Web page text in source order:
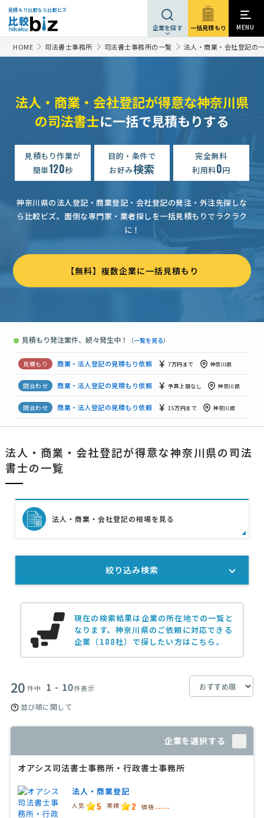
見積もり比較なら比較ビズ
企業を探す 一括見積もり MENU
HOME 司法書士事務所 司法書士事務所の一覧 法人・商業・会社登記の
法人・商業・会社登記が得意な神奈川県
の司法書士に一括で見積もりする
見積もり作業が
簡単120秒
目的・条件で
お好み検索
完全無料
利用料0円
神奈川県の法人登記・商業登記・会社登記の発注・外注先探しな
ら比較ビズ。 面倒な専門家・業者探しを一括見積もりでラクラク
に！
【無料】複数企業に一括見積もり
● 見積もり発注案件、続々発生中！ （一覧を見る）
商業・法人登記の見積もり依頼 30万円まで 神奈川県
商業・法人登記の見積もり依頼 神奈川県
商業・法人登記の見積もり依頼
商業・法人登記の見積もり依頼
商業・法人登記の見積もり依頼 7万円まで 神奈川県
商業・法人登記の見積もり依頼 相談して決めたい
【決算月変更、合併登記、議事録等の資料作成作業】の見積もり依頼
商業・法人登記の見積もり依頼 30万円まで 神奈川県
商業・法人登記の見積もり依頼 7万円まで 神奈川県
商業・法人登記の見積もり依頼 予算上限なし 神奈川県
商業・法人登記の見積もり依頼 15万円まで 神奈川県
商業・法人登記の見積もり依頼 予算上限なし 神奈川県
商業・法人登記の見積もり依頼
法人・商業・会社登記が得意な神奈川県の司法
書士の一覧
現在の検索結果は企業の所在地での一覧と
なります。神奈川県のご依頼に対応できる
企業（188社）で探したい方はこちら。
20 件中 1 - 10件表示
並び順に関して
企業を選択する
オアシス司法書士事務所・行政書士事務所
法人・商業登記
人気 5 実績 2 価格 -----
法人・商業・会社登記の相場を見る
絞り込み検索